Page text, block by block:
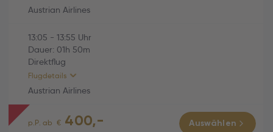
Austrian Airlines
HINFLUG (Direktflug)
Austrian Airlines (OS769)
Fr., 02.10.2026
12:30 Wien (VIE) -
15:15 Varna (VAR)
13:05 - 13:55 Uhr
Dauer: 01h 50m
Direktflug
Flugdetails
Austrian Airlines
RÜCKFLUG (Direktflug) 01h 50m
p.P. ab € 400,- Auswählen